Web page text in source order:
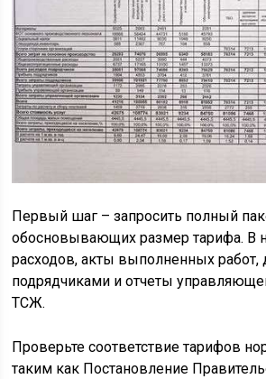
Первый шаг – запросить полный
обосновывающих размер тарифа. В
расходов, акты выполненных работ,
подрядчиками и отчеты
ТСЖ.
Проверьте соответствие тарифов
таким как Постановление